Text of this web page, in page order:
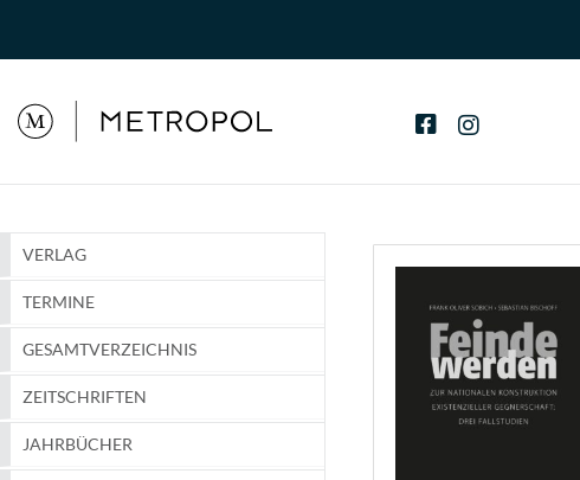
VERLAG
TERMINE
GESAMTVERZEICHNIS
ZEITSCHRIFTEN
JAHRBÜCHER